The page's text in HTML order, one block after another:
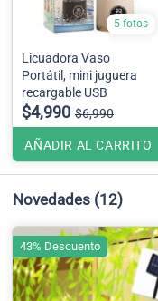
5 fotos
Licuadora Vaso
Portátil, mini juguera
recargable USB
$4,990 $6,990
AÑADIR AL CARRITO
Novedades (12)
43% Descuento